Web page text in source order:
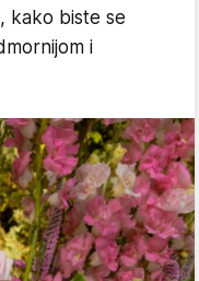
kako biste se
i